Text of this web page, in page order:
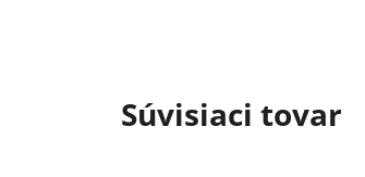
Súvisiaci tovar